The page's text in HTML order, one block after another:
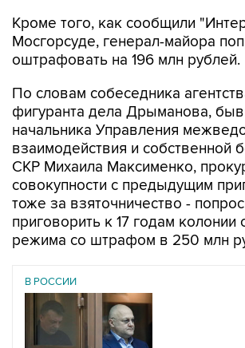
Кроме того, как сообщили
Мосгорсуде, генерал-майора
оштрафовать на 196 млн рублей.
По словам собеседника
фигуранта дела Дрыманова,
начальника Управления
взаимодействия и собственной
СКР Михаила Максименко,
совокупности с предыдущим
тоже за взяточничество -
приговорить к 17 годам колонии
режима со штрафом в 250 млн
В РОССИИ